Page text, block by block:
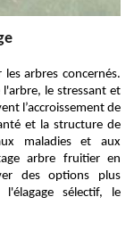
arbres concernés.
le stressant et
l’accroissement de
et la structure de
maladies et aux
arbre fruitier en
des options plus
sélectif, le